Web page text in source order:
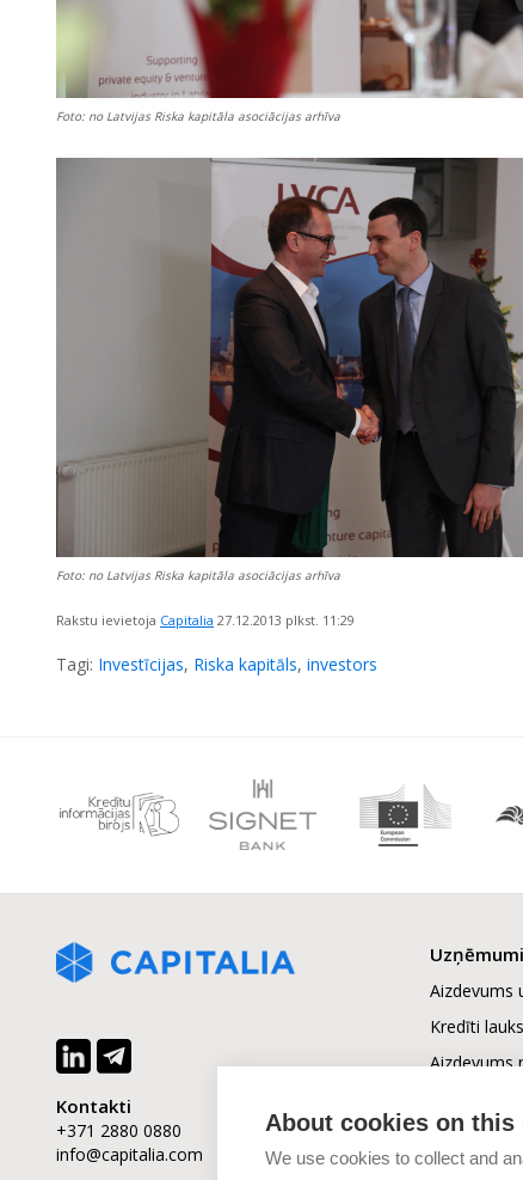
About cookies on this
We use cookies to collect and
Foto: no Latvijas Riska kapitāla asociācijas arhīva
Foto: no Latvijas Riska kapitāla asociācijas arhīva
Rakstu ievietoja Capitalia 27.12.2013 plkst. 11:29
Tagi: Investīcijas, Riska kapitāls, investors
Kontakti
+371 2880 0880
info@capitalia.com
Aizdevums
Kredīti
Aizdevums